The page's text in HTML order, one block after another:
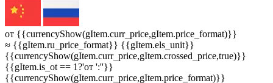
от {{currencyShow(gItem.curr_price,gItem.price_format)}}
≈ {{gItem.ru_price_format}} {{gItem.els_unit}}
{{currencyShow(gItem.curr_price,gItem.crossed_price,true)}}
{{gItem.is_ot == 1?'от ':''}}
{{currencyShow(gItem.curr_price,gItem.price_format)}}